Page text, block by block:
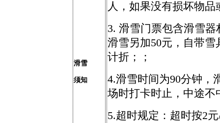
滑雪
须知
人，如果没有损坏物品
3.滑雪门票包含滑雪
滑雪另加50元 ，自带雪
计折；
；
4.滑雪时间为90分钟 ，
场时打卡时止，中途
5.超时规定： 超时按2